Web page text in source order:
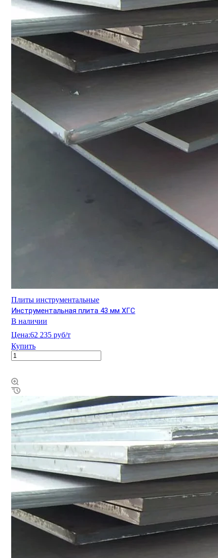
Плиты инструментальные
Инструментальная плита 43 мм ХГС
В наличии
Цена:62 235 руб/т
Купить